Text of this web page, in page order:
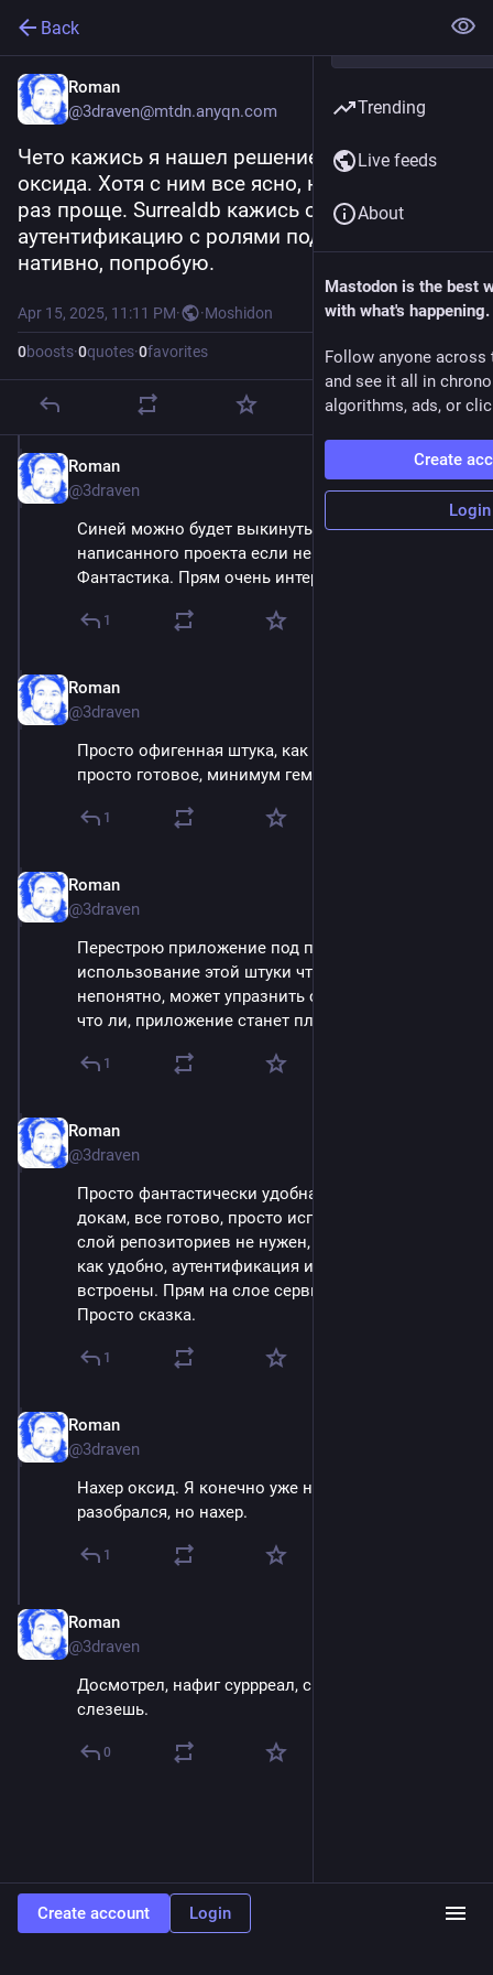
Back
Roman
@3draven@mtdn.anyqn.com
Чето кажись я нашел решение круче этого
оксида. Хотя с ним все ясно, но там все в сто
раз проще. Surrealdb кажись она jwt токены и
аутентификацию с ролями поддерживает
нативно, попробую.
Apr 15, 2025, 11:11 PM· ·Moshidon
0boosts·0quotes·0favorites
Apr 15, 2025
Roman
@3draven
Синей можно будет выкинуть половину
написанного проекта если не больше.
Фантастика. Прям очень интересно.
1
Roman
@3draven
Просто офигенная штука, как пока кажется. Все
просто готовое, минимум гемора.
1
Roman
@3draven
Перестрою приложение под прямое
использование этой штуки что ли. Пока
непонятно, может упразнить слой репозиториев
что ли, приложение станет плоским вероятно.
1
Roman
@3draven
Просто фантастически удобная штука судя по
докам, все готово, просто используй. При этом
слой репозиториев не нужен, схем нет или есть,
как удобно, аутентификация и авторизация
встроены. Прям на слое сервисов юзай и все.
Просто сказка.
1
Roman
@3draven
Нахер оксид. Я конечно уже написал и
разобрался, но нахер.
1
Roman
@3draven
Досмотрел, нафиг суррреал, с нее потом хрен
слезешь.
0
Trending
Live feeds
About
Mastodon is the best
with what's happening.
Follow anyone across
and see it all in
algorithms, ads, or
Create
Login
Create account Login